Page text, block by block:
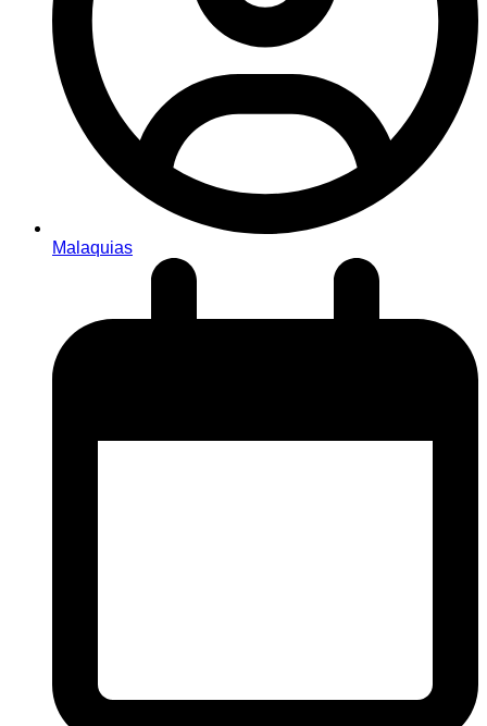
Malaquias